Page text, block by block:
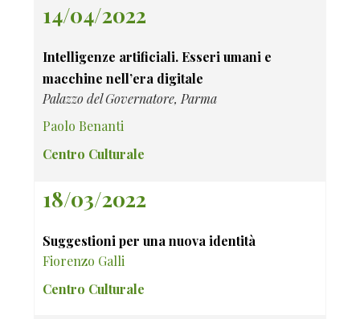
14/04/2022
Intelligenze artificiali. Esseri umani e
macchine nell’era digitale
Palazzo del Governatore, Parma
Paolo Benanti
Centro Culturale
18/03/2022
Suggestioni per una nuova identità
Fiorenzo Galli
Centro Culturale